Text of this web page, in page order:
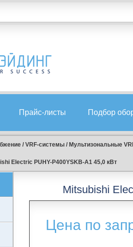
Прайс-листы Подбор
/ VRF-системы / Мультизональные
Electric PUHY-P400YSKB-A1 45,0 кВт
Mitsubishi
Цена по